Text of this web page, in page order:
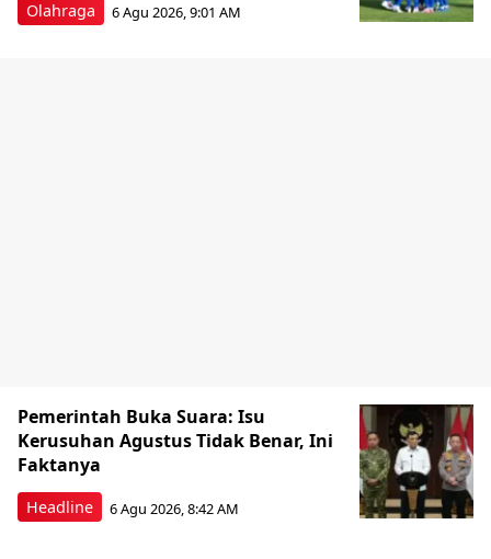
Olahraga 6 Agu 2026, 9:01 AM
Headline
Pemerintah Buka Suara: Isu
Kerusuhan Agustus Tidak Benar, Ini
Faktanya
6 Agu 2026, 8:42 AM